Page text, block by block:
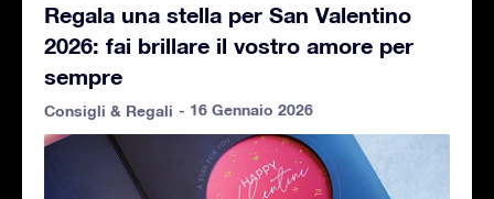
Regala una stella per San Valentino
2026: fai brillare il vostro amore per
sempre
Consigli & Regali - 16 Gennaio 2026